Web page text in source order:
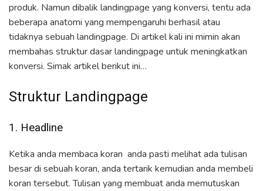
produk. Namun dibalik landingpage yang konversi, tentu ada
beberapa anatomi yang mempengaruhi berhasil atau
tidaknya sebuah landingpage. Di artikel kali ini mimin akan
membahas struktur dasar landingpage untuk meningkatkan
konversi. Simak artikel berikut ini…
Struktur Landingpage
1. Headline
Ketika anda membaca koran anda pasti melihat ada tulisan
besar di sebuah koran, anda tertarik kemudian anda membeli
koran tersebut. Tulisan yang membuat anda memutuskan